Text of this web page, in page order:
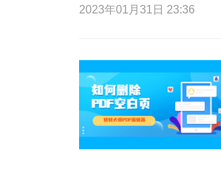
2023年01月31日 23:36